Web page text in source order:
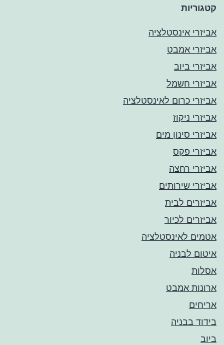
קטגוריות
אביזרי אינסטלציה
אביזרי אמבט
אביזרי ביוב
אביזרי חשמל
אביזרי כרום לאינסטלציה
אביזרי ניקוז
אביזרי סינון מים
אביזרי פקס
אביזרי רחצה
אביזרי שירותים
אביזרים לבית
אביזרים לכיור
אטמים לאינסטלציה
איטום לבניה
אסלות
ארונות אמבט
אריחים
בידוד בבניה
ביוב